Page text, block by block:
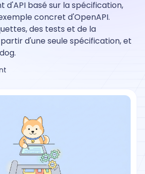
d'API basé sur la spécification,
concret d'OpenAPI.
des tests et de la
d'une seule spécification, et